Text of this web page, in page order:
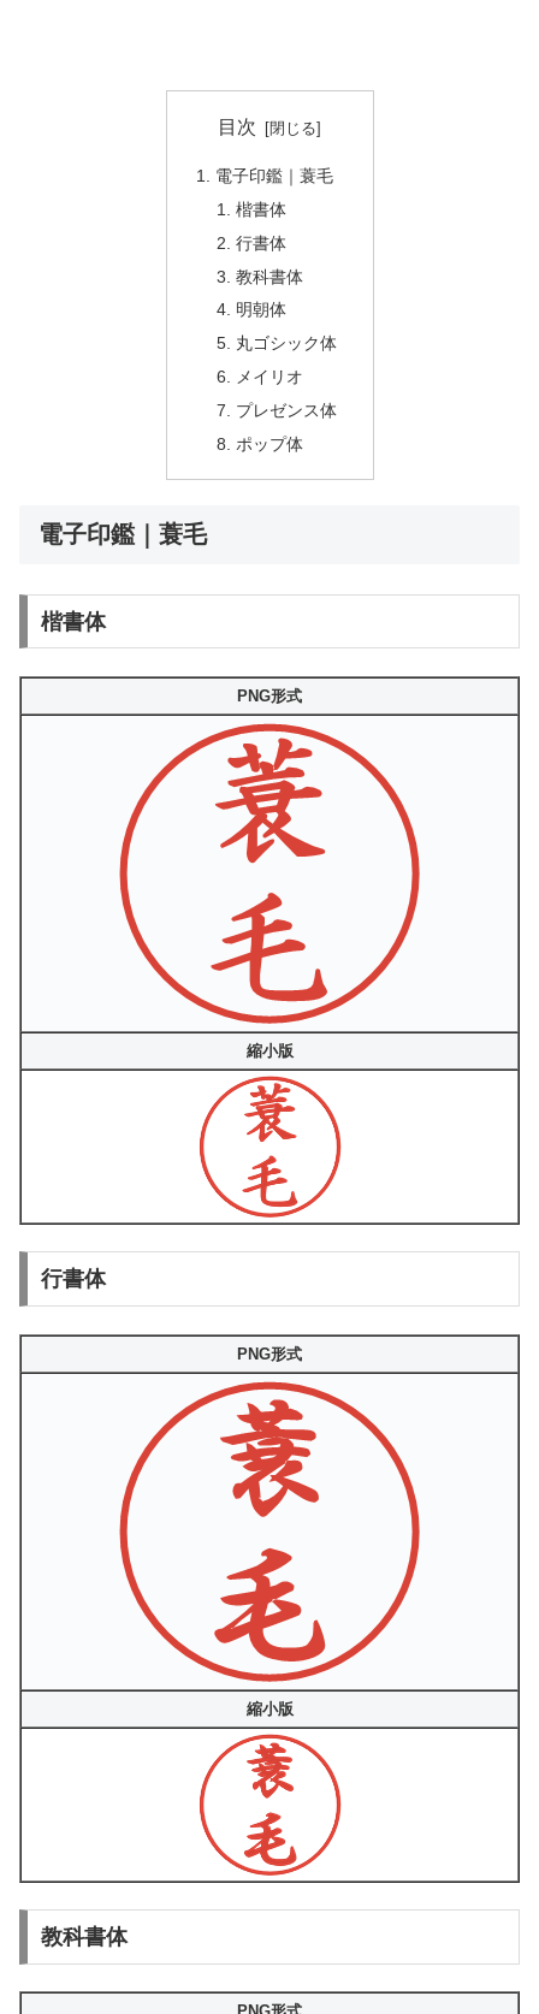
目次
電子印鑑｜蓑毛
楷書体
行書体
教科書体
明朝体
丸ゴシック体
メイリオ
プレゼンス体
ポップ体
電子印鑑｜蓑毛
楷書体
PNG形式
縮小版
行書体
PNG形式
縮小版
教科書体